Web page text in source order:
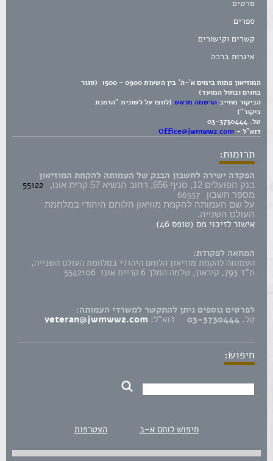
סרטים
ספרים
קשרים וקישורים
איגרות ברכה
המוזיאון פתוח בימים א'-ה' בין השעות 0900 - 1500 (סגור
בחגים ובחול המועד)
הביקור מחייב הרשמה מראש (לחצו על לשונית "הזמנת
ביקור")
טל. 03-3730444
דוא"ל - Office@jwmww2.com
תרומות:
הפקדה ישירה לחשבון הבנק של העמותה להקמת המוזיאון
בנק הפועלים 12, סניף 656, רחוב הנשיא 57 קרית אונו, 55122
מספר חשבון 66557
על שם העמותה להקמת מוזיאון הלוחם היהודי במלחמת
העולם השנייה.
אישור לזיכוי מס (טופס 46)
המחאה לפקודת:
העמותה להקמת מוזיאון הלוחם היהודי במלחמת העולם השנייה,
ת"ד 793, קיראון, שלמה המלך 6 קריית אונו 5542106
לפרטים נוספים ניתן להתקשר למשרדי העמותה:
טל. 03-3730444 דוא"ל: veteran@jwmww2.com
חיפוש:
חיפוש לוחם א-ב הצטרפות